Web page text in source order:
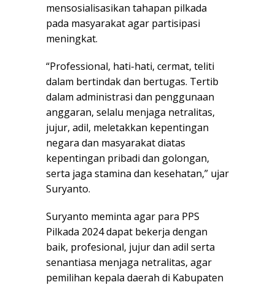
mensosialisasikan tahapan pilkada
pada masyarakat agar partisipasi
meningkat.
“Professional, hati-hati, cermat, teliti
dalam bertindak dan bertugas. Tertib
dalam administrasi dan penggunaan
anggaran, selalu menjaga netralitas,
jujur, adil, meletakkan kepentingan
negara dan masyarakat diatas
kepentingan pribadi dan golongan,
serta jaga stamina dan kesehatan,” ujar
Suryanto.
Suryanto meminta agar para PPS
Pilkada 2024 dapat bekerja dengan
baik, profesional, jujur dan adil serta
senantiasa menjaga netralitas, agar
pemilihan kepala daerah di Kabupaten